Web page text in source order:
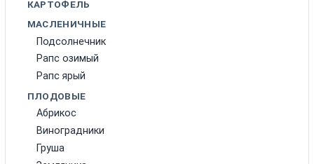
КАРТОФЕЛЬ
МАСЛЕНИЧНЫЕ
Подсолнечник
Рапс озимый
Рапс ярый
ПЛОДОВЫЕ
Абрикос
Виноградники
Груша